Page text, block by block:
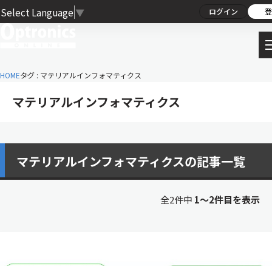
Select Language ▼ ログイン
HOMEタグ : マテリアルインフォマティクス
マテリアルインフォマティクス
マテリアルインフォマティクスの記事一覧
全2件中 1〜2件目を表示